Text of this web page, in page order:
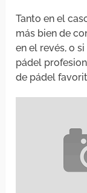
Tanto en el
más bien de
en el revés, o
pádel
de pádel